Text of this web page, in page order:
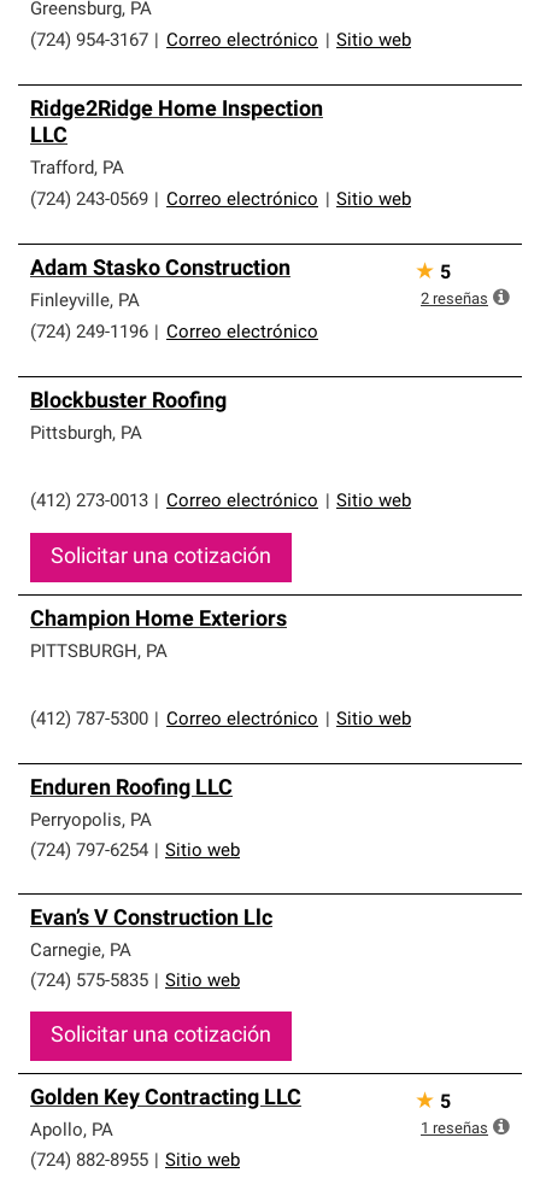
Greensburg, PA
(724) 954-3167
Correo electrónico Sitio web
Ridge2Ridge Home Inspection
LLC
Trafford, PA
(724) 243-0569
Correo electrónico Sitio web
Adam Stasko Construction
Finleyville, PA
(724) 249-1196
Correo electrónico
★ 5
2 reseñas
Blockbuster Roofing
Pittsburgh, PA
(412) 273-0013 Correo electrónico Sitio web
Solicitar una cotización
Champion Home Exteriors
PITTSBURGH, PA
(412) 787-5300 Correo electrónico Sitio web
Enduren Roofing LLC
Perryopolis, PA
(724) 797-6254
Sitio web
Evan’s V Construction Llc
Carnegie, PA
(724) 575-5835
Sitio web
Solicitar una cotización
Golden Key Contracting LLC
Apollo, PA
(724) 882-8955
Sitio web
★ 5
1 reseñas